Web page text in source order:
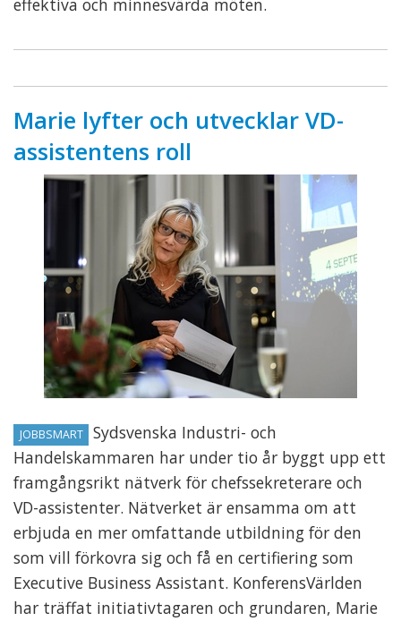
effektiva och minnesvärda möten.
Marie lyfter och utvecklar VD-
assistentens roll
JOBBSMART
Sydsvenska Industri- och
Handelskammaren har under tio år byggt upp ett
framgångsrikt nätverk för chefssekreterare och
VD-assistenter. Nätverket är ensamma om att
erbjuda en mer omfattande utbildning för den
som vill förkovra sig och få en certifiering som
Executive Business Assistant. KonferensVärlden
har träffat initiativtagaren och grundaren, Marie